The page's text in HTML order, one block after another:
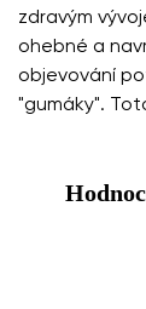
zdravým
ohebné a
objevování
"gumáky".